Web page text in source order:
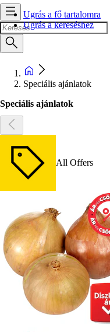
Ugrás a fő tartalomra
Ugrás a kereséshez
Speciális ajánlatok
Speciális ajánlatok
All Offers